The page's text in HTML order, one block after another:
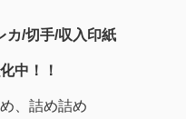
カ/切手/収入印紙
中！！
、詰め詰め